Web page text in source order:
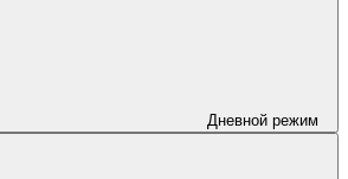
Дневной режим